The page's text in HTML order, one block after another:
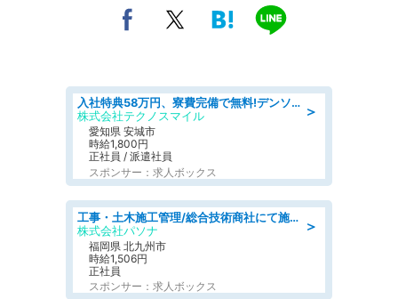
＞
入社特典58万円、寮費完備で無料!デンソーで働こう!自動車工場で小型部品の検査業務 denso aichi
株式会社テクノスマイル
愛知県 安城市
時給1,800円
正社員 / 派遣社員
スポンサー：求人ボックス
＞
工事・土木施工管理/総合技術商社にて施工管理のお仕事/即日勤務可/車通勤可/工事・土木施工管理/生産・品質管理
株式会社パソナ
福岡県 北九州市
時給1,506円
正社員
スポンサー：求人ボックス